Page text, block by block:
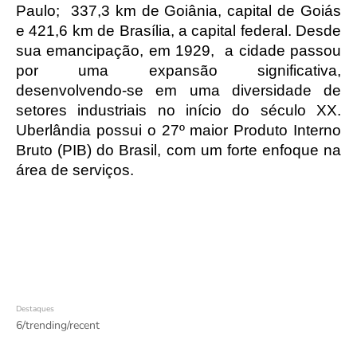
Paulo;  337,3 km de Goiânia, capital de Goiás
e 421,6 km de Brasília, a capital federal. Desde
sua emancipação, em 1929,  a cidade passou
por uma expansão significativa,
desenvolvendo-se em uma diversidade de
setores industriais no início do século XX.
Uberlândia possui o 27º maior Produto Interno
Bruto (PIB) do Brasil, com um forte enfoque na
área de serviços.
Destaques
6/trending/recent